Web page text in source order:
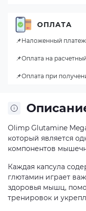
Olimp Glutamine
который является
компонентов
Каждая капсула
глютамин играет
здоровья мышц,
тренировок и
ОПЛАТА
📌Наложенный
📌Оплата на
📌Оплата при